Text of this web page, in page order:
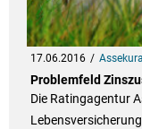
17.06.2016
Problemfeld
Die Ratingagentur